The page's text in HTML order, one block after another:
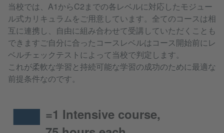
当校では、A1からC2までの各レベルに対応したモジュー
ル式カリキュラムをご用意しています。全てのコースは相
互に連携し、自由に組み合わせて受講していただくことも
できますご自分に合ったコースレベルはコース開始前にレ
ベルチェックテストによって当校で判定します。
これが柔軟な学習と持続可能な学習の成功のために最適な
前提条件なのです。
=1 Intensive course,